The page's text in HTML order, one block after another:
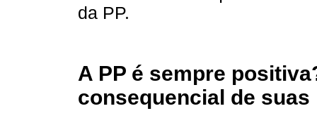
da PP.
A PP é sempre
consequencial de